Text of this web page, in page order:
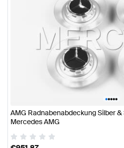
•••••
AMG Radnabenabdeckung Silber
Mercedes AMG